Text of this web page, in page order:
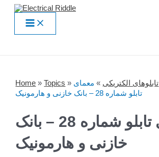
Skip
contentMain
Menu
Home »Topics » تابلوهای الکتریکی » معمای
تابلو شماره 28 – بانک خازنی و هارمونیک
معمای تابلو شماره 28 – بانک
خازنی و هارمونیک